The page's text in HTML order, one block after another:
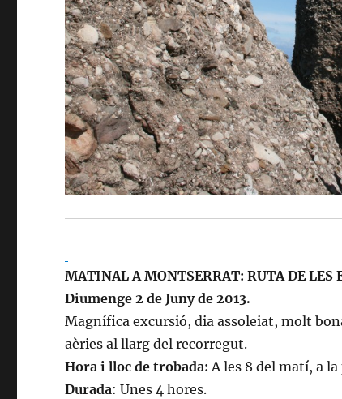
MATINAL A MONTSERRAT: RUTA DE LES
Diumenge 2 de Juny de 2013.
Magnífica excursió, dia assoleiat, molt
aèries al llarg del recorregut.
Hora i lloc de trobada: A les 8 del matí, a
Durada: Unes 4 hores.